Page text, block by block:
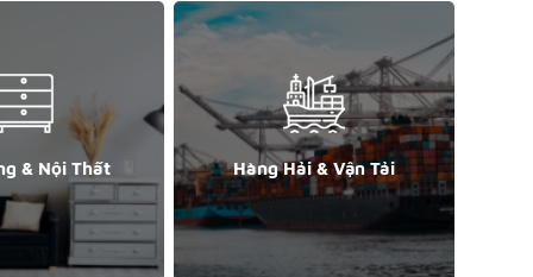
& Nội Thất Hàng Hải & Vận Tải